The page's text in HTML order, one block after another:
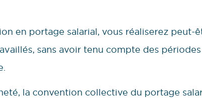
en portage salarial, vous réaliserez peut-
sans avoir tenu compte des
la convention collective du portage